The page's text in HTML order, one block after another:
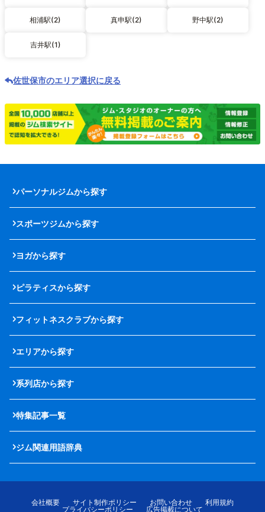
相浦駅(2) 真申駅(2) 野中駅(2)
吉井駅(1)
佐世保市のエリア選択に戻る
パーソナルジムから探す
スポーツジムから探す
ヨガから探す
ピラティスから探す
フィットネスクラブから探す
エリアから探す
系列店から探す
特集記事一覧
ジム関連用語辞典
会社概要 サイト制作ポリシー お問い合わせ
利用規約
プライバシーポリシー
広告掲載について